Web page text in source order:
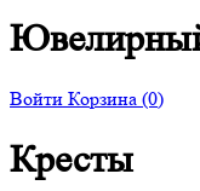
Войти Корзина (0)
Кресты